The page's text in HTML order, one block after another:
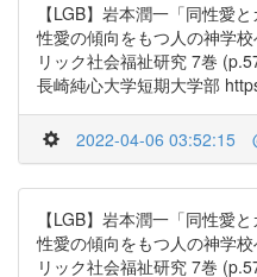
【LGB】岩本潤一「同性愛
性愛の傾向をもつ人の神学
リック社会福祉研究 7巻
長崎純心大学短期大学部
2022-04-06 03:52:15
【LGB】岩本潤一「同性愛
性愛の傾向をもつ人の神学
リック社会福祉研究 7巻